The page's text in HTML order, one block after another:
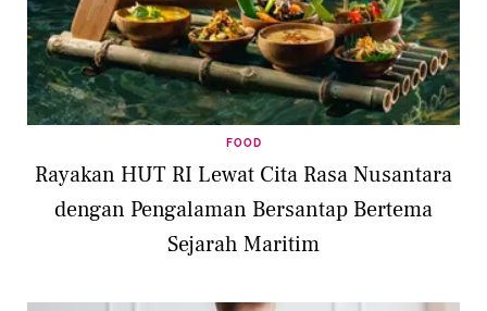
FOOD
Rayakan HUT RI Lewat Cita Rasa Nusantara
dengan Pengalaman Bersantap Bertema
Sejarah Maritim